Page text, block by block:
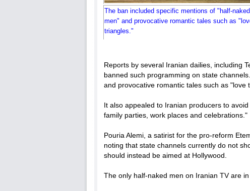
The ban included specific mentions of "half-naked
men" and provocative romantic tales such as
triangles."
Reports by several Iranian dailies, including
banned such programming on state
and provocative romantic tales such as "love
It also appealed to Iranian producers to
family parties, work places and celebrations."
Pouria Alemi, a satirist for the pro-reform
noting that state channels currently do not
should instead be aimed at Hollywood.
The only half-naked men on Iranian TV are